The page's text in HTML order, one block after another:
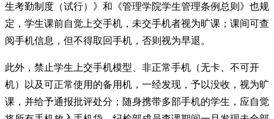
生考勤制度（试行）》和《管理学院学生管理条例总则》也规
定，学生课前自觉上交手机，未交手机者视为旷课；课间可查
阅手机信息，但不得取回手机，否则视为早退。
此外，禁止学生上交手机模型、非正常手机（无卡、不可开
机）以及可正常使用的备用机，一经发现，予以没收，视为旷
课，并给予通报批评处分；随身携带多部手机的学生，应自觉